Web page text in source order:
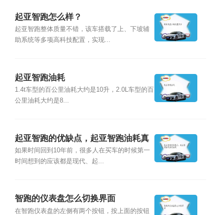
起亚智跑怎么样？
起亚智跑整体质量不错，该车搭载了上、下坡辅
助系统等多项高科技配置，实现...
起亚智跑油耗
1.4t车型的百公里油耗大约是10升，2.0L车型的百
公里油耗大约是8...
起亚智跑的优缺点，起亚智跑油耗真
实油耗
如果时间回到10年前，很多人在买车的时候第一
时间想到的应该都是现代、起...
智跑的仪表盘怎么切换界面
在智跑仪表盘的左侧有两个按钮，按上面的按钮